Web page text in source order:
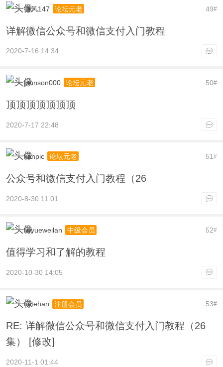
49#
微风147 论坛元老
详解微信公众号和微信支付入门教程
2020-7-16 14:34
50#
johnson000 论坛元老
顶顶顶顶顶顶顶
2020-7-17 22:48
51#
kanpic 论坛元老
公众号和微信支付入门教程（26
2020-8-30 11:01
52#
liuyueweilan 中级会员
值得学习和了解的教程
2020-10-30 14:05
53#
cutehan 注册会员
RE: 详解微信公众号和微信支付入门教程（26
集） [修改]
2020-11-1 01:44